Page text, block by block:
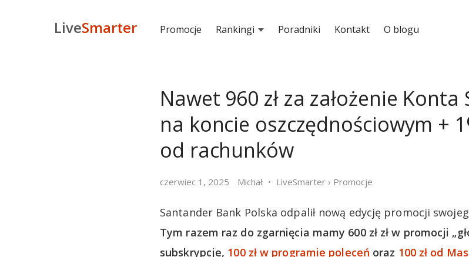
LiveSmarter Promocje Rankingi Poradniki Kontakt O blogu
Nawet 960 zł za założenie
na koncie oszczędnościowym +
od rachunków
czerwiec 1, 2025 Michał LiveSmarter › Promocje
Santander Bank Polska odpalił nową edycję promocji
Tym razem raz do zgarnięcia mamy 600 zł zł w promocji
subskrypcje, 100 zł w programie poleceń oraz 100 zł od